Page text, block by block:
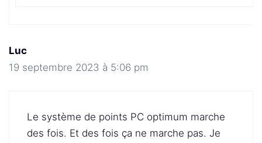
Luc
19 septembre 2023 à 5:06 pm
Le système de points PC optimum marche
des fois. Et des fois ça ne marche pas. Je